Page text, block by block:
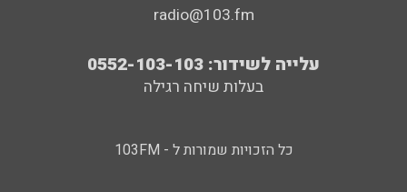
radio@103.fm
עלייה לשידור: 0552-103-103
בעלות שיחה רגילה
כל הזכויות שמורות ל - 103FM